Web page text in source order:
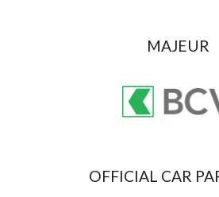
MAJEUR
OFFICIAL CAR